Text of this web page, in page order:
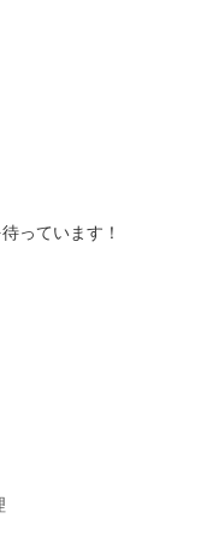
っています！